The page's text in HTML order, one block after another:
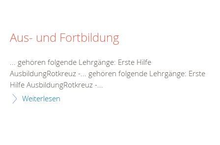
Aus- und Fortbildung
... gehören folgende Lehrgänge: Erste Hilfe
AusbildungRotkreuz -... gehören folgende Lehrgänge: Erste
Hilfe AusbildungRotkreuz -...
Weiterlesen